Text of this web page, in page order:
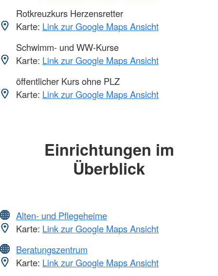
Rotkreuzkurs Herzensretter
Karte: Link zur Google Maps Ansicht
Schwimm- und WW-Kurse
Karte: Link zur Google Maps Ansicht
öffentlicher Kurs ohne PLZ
Karte: Link zur Google Maps Ansicht
Einrichtungen im
Überblick
Alten- und Pflegeheime
Karte: Link zur Google Maps Ansicht
Beratungszentrum
Karte: Link zur Google Maps Ansicht